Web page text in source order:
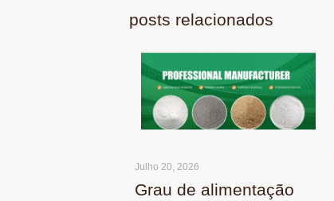
posts relacionados
Julho 20, 2026
Grau de alimentação